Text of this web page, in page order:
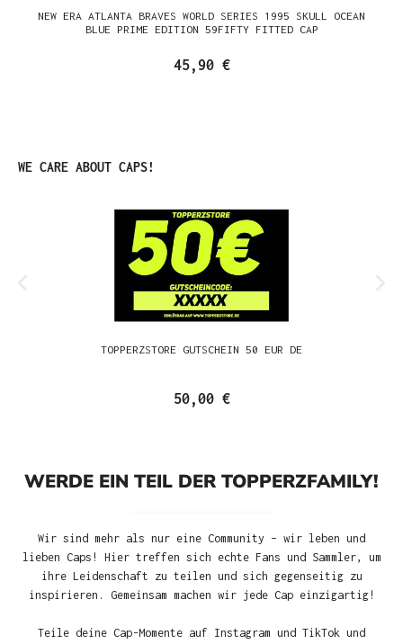
NEW ERA ATLANTA BRAVES WORLD SERIES 1995 SKULL OCEAN
BLUE PRIME EDITION 59FIFTY FITTED CAP
45,90 €
Produktgalerie überspringen
WE CARE ABOUT CAPS!
TOPPERZSTORE GUTSCHEIN 50 EUR DE
50,00 €
WERDE EIN TEIL DER TOPPERZFAMILY!
Wir sind mehr als nur eine Community – wir leben und
lieben Caps! Hier treffen sich echte Fans und Sammler, um
ihre Leidenschaft zu teilen und sich gegenseitig zu
inspirieren. Gemeinsam machen wir jede Cap einzigartig!
Teile deine Cap-Momente auf Instagram und TikTok und